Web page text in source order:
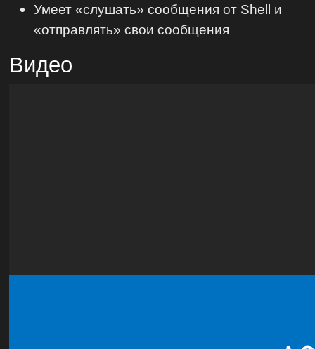
Умеет «слушать» сообщения от Shell и
«отправлять» свои сообщения
Видео